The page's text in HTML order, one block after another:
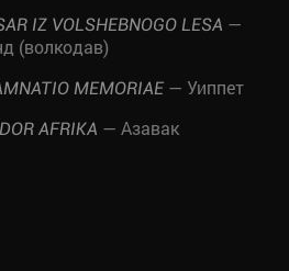
IZ VOLSHEBNOGO LESA —
(волкодав)
MEMORIAE — Уиппет
AFRIKA — Азавак